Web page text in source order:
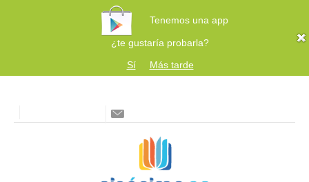
Tenemos una app
¿te gustaría probarla?
Sí
Más tarde